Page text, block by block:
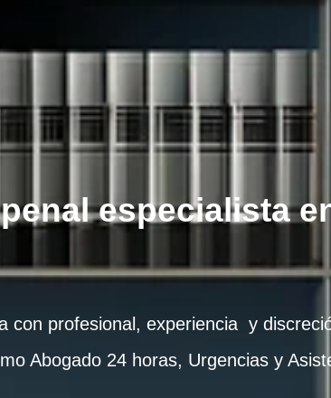
especialista
con profesional, experiencia y
Abogado 24 horas, Urgencias y